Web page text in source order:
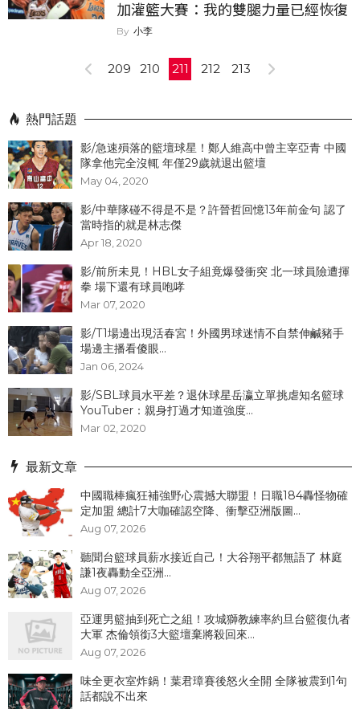
加灌籃大賽：我的雙腿力量已經恢復
小李
209 210 211 212 213
熱門話題
影/急速殞落的籃壇球星！鄭人維高中曾主宰亞青 中國
隊拿他完全沒輒 年僅29歲就退出籃壇
May 04, 2020
影/中華隊碰不得是不是？許晉哲回憶13年前金句 認了
當時指的就是林志傑
Apr 18, 2020
影/前所未見！HBL女子組竟爆發衝突 北一球員險遭揮
拳 場下還有球員咆哮
Mar 07, 2020
影/T1場邊出現活春宮！外國男球迷情不自禁伸鹹豬手
場邊主播看傻眼...
Jan 06, 2024
影/SBL球員水平差？退休球星岳瀛立單挑虐知名籃球
YouTuber：親身打過才知道強度...
Mar 02, 2020
最新文章
中國職棒瘋狂補強野心震撼大聯盟！日職184轟怪物確
定加盟 總計7大咖確認空降、衝擊亞洲版圖...
Aug 07, 2026
聽聞台籃球員薪水接近自己！大谷翔平都無語了 林庭
謙1夜轟動全亞洲...
Aug 07, 2026
亞運男籃抽到死亡之組！攻城獅教練率約旦台籃復仇者
大軍 杰倫領銜3大籃壇棄將殺回來...
Aug 07, 2026
味全更衣室炸鍋！葉君璋賽後怒火全開 全隊被震到1句
話都說不出來